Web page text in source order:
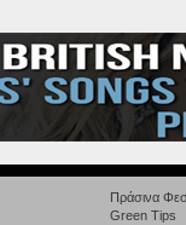
Πράσινα
Green Tips